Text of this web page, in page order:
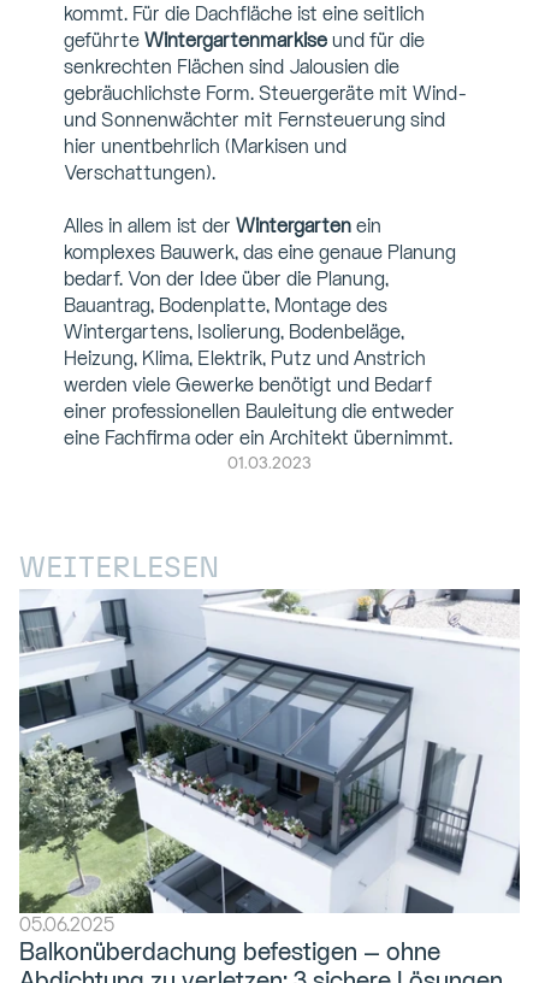
kommt. Für die Dachfläche ist eine seitlich
geführte Wintergartenmarkise und für die
senkrechten Flächen sind Jalousien die
gebräuchlichste Form. Steuergeräte mit Wind-
und Sonnenwächter mit Fernsteuerung sind
hier unentbehrlich (Markisen und
Verschattungen).
Alles in allem ist der Wintergarten ein
komplexes Bauwerk, das eine genaue Planung
bedarf. Von der Idee über die Planung,
Bauantrag, Bodenplatte, Montage des
Wintergartens, Isolierung, Bodenbeläge,
Heizung, Klima, Elektrik, Putz und Anstrich
werden viele Gewerke benötigt und Bedarf
einer professionellen Bauleitung die entweder
eine Fachfirma oder ein Architekt übernimmt.
01.03.2023
WEITERLESEN
05.06.2025
Balkonüberdachung befestigen – ohne